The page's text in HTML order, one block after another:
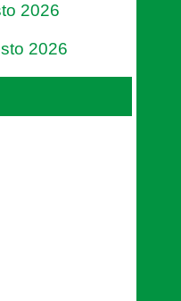
2026
2026